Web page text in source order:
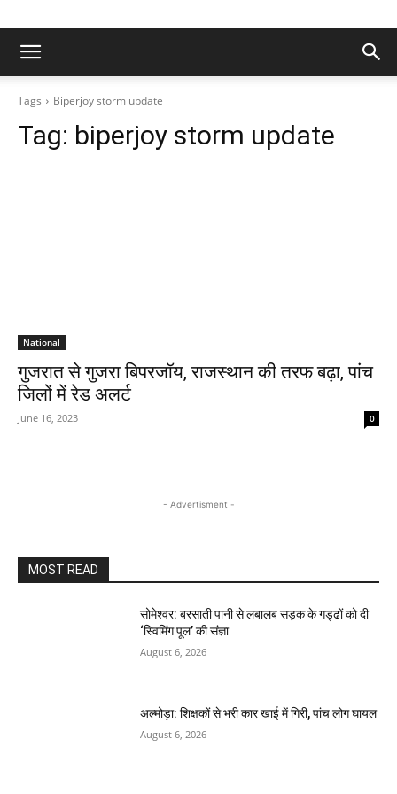
Tags Biperjoy storm update
Tag: biperjoy storm update
National
गुजरात से गुजरा बिपरजॉय, राजस्थान की तरफ बढ़ा, पांच
जिलों में रेड अलर्ट
June 16, 2023 0
- Advertisment -
MOST READ
सोमेश्वर: बरसाती पानी से लबालब सड़क के गड्ढों को दी
‘स्विमिंग पूल’ की संज्ञा
August 6, 2026
अल्मोड़ा: शिक्षकों से भरी कार खाई में गिरी, पांच लोग घायल
August 6, 2026